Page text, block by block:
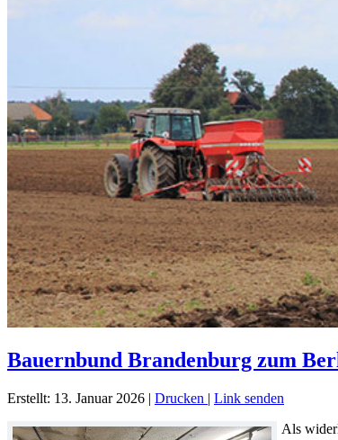
Bauernbund Brandenburg zum
Erstellt: 13. Januar 2026 | Drucken | Link senden
Als